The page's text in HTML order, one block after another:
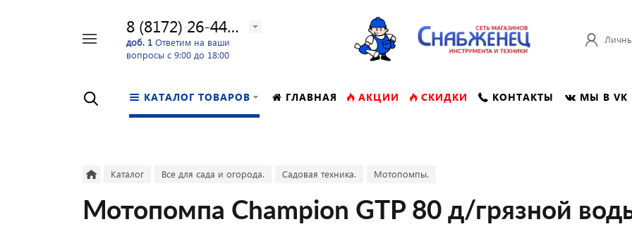
8 (8172) 26-44-24
доб. 1 Ответим на ваши
вопросы с 9:00 до 18:00
КАТАЛОГ ТОВАРОВ ГЛАВНАЯ АКЦИИ СКИДКИ КОНТАКТЫ МЫ В VK
Каталог Все для сада и огорода. Садовая техника. Мотопомпы.
Мотопомпа Champion GTP 80 д/грязной